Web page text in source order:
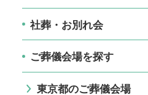
社葬・お別れ会
ご葬儀会場を探す
東京都のご葬儀会場